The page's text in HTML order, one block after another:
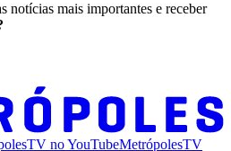
notícias mais importantes e receber
noYouTubeMetrópolesTV